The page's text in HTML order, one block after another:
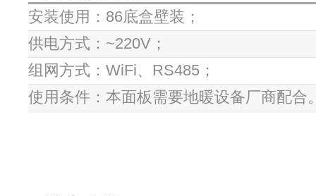
安装使用：86底盒壁装；
供电方式：~220V；
组网方式：WiFi、RS485；
使用条件：本面板需要地暖设备厂商配合